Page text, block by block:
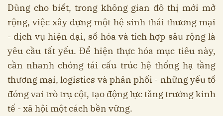
Dũng cho biết, trong không gian đô thị mới mở
rộng, việc xây dựng một hệ sinh thái thương mại
- dịch vụ hiện đại, số hóa và tích hợp sâu rộng là
yêu cầu tất yếu. Để hiện thực hóa mục tiêu này,
cần nhanh chóng tái cấu trúc hệ thống hạ tầng
thương mại, logistics và phân phối - những yếu tố
đóng vai trò trụ cột, tạo động lực tăng trưởng kinh
tế - xã hội một cách bền vững.